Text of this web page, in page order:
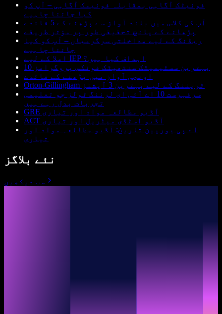
فونیٹک آگاہی بمقابلہ فونیمک آگاہی – آپ کو
کیا جاننا چاہیے
آپ کی کلاس میں بلند آواز سے پڑھنے کے 5 فائدے
پڑھانے کے پانچ تحقیقی طور پر مؤثر طریقے
ریڈنگ کے لیے مداخلتی سرگرمیاں – آپ کو کیا
جاننا چاہیے
املا کے لیے IEP اہداف کیا ہیں؟
10 بہترین سسٹیمیٹک سنتھیٹک فونکس پروگرامز
اونچی آواز میں پڑھنے کے فائدے
Orton-Gillingham ٹریننگ کے لیے بہترین 3 آپشنز
سرفہرست 10 اے آئی ای لرننگ ٹولز جو تعلیمی
تجربات بدل رہے ہیں
GRE آڈیو مطالعہ مواد اور تیاری
ACT آڈیو اسٹڈی میٹریل اور تیاری
اے پی یورپین تاریخ: آڈیو مطالعہ مواد اور
تیاری
نئے بلاگز
سب دیکھیں